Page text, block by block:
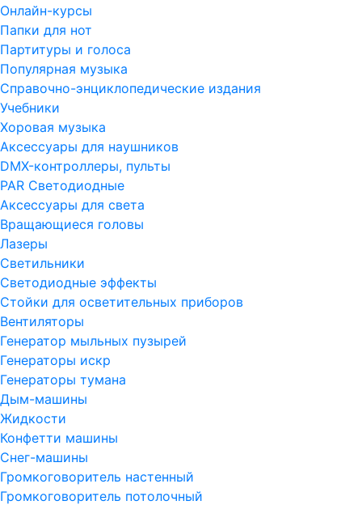
Онлайн-курсы
Папки для нот
Партитуры и голоса
Популярная музыка
Справочно-энциклопедические издания
Учебники
Хоровая музыка
Аксессуары для наушников
DMX-контроллеры, пульты
PAR Светодиодные
Аксессуары для света
Вращающиеся головы
Лазеры
Светильники
Светодиодные эффекты
Стойки для осветительных приборов
Вентиляторы
Генератор мыльных пузырей
Генераторы искр
Генераторы тумана
Дым-машины
Жидкости
Конфетти машины
Снег-машины
Громкоговоритель настенный
Громкоговоритель потолочный